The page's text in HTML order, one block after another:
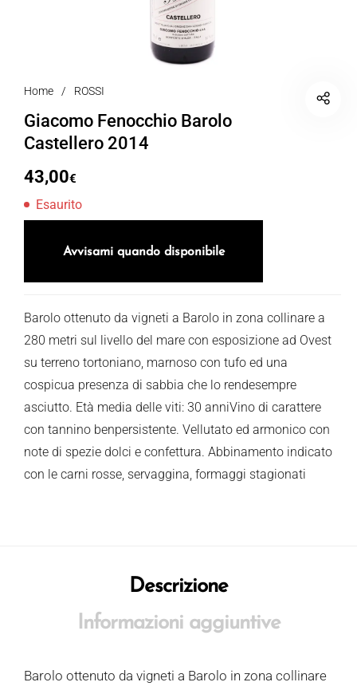
Home / ROSSI
Giacomo Fenocchio Barolo
Castellero 2014
43,00€
Esaurito
Avvisami quando disponibile
Barolo ottenuto da vigneti a Barolo in zona collinare a
280 metri sul livello del mare con esposizione ad Ovest
su terreno tortoniano, marnoso con tufo ed una
cospicua presenza di sabbia che lo rendesempre
asciutto. Età media delle viti: 30 anniVino di carattere
con tannino benpersistente. Vellutato ed armonico con
note di spezie dolci e confettura. Abbinamento indicato
con le carni rosse, servaggina, formaggi stagionati
Descrizione
Informazioni aggiuntive
Barolo ottenuto da vigneti a Barolo in zona collinare